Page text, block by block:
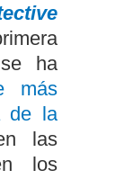
ha
más
de la
las
los